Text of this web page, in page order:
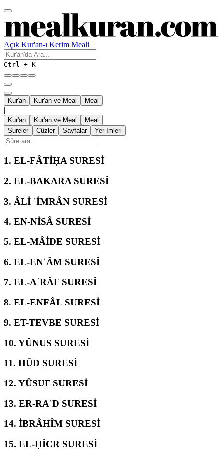
Açık Kur'an-ı Kerim Meali
Ctrl + K
Kur'an Kur'an ve Meal Meal
|
Kur'an Kur'an ve Meal
Meal
Sureler
Cüzler Sayfalar Yer İmleri
1. EL-FÂTİḤA SURESİ
2. EL-BAKARA SURESİ
3. ÂLİ ʿİMRÂN SURESİ
4. EN-NİSÂ SURESİ
5. EL-MÂİDE SURESİ
6. EL-ENʿÂM SURESİ
7. EL-AʿRÂF SURESİ
8. EL-ENFÂL SURESİ
9. ET-TEVBE SURESİ
10. YÛNUS SURESİ
11. HÛD SURESİ
12. YÛSUF SURESİ
13. ER-RAʿD SURESİ
14. İBRÂHÎM SURESİ
15. EL-ḤİCR SURESİ